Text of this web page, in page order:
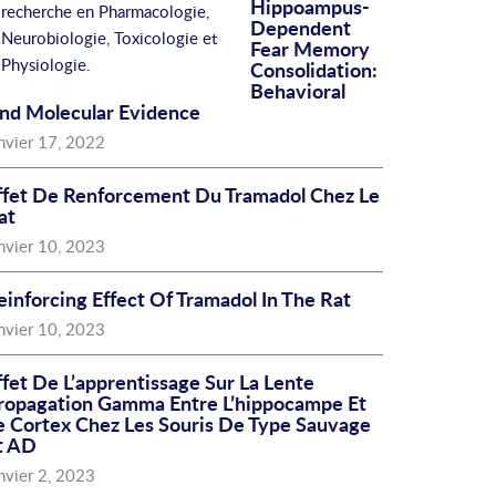
recherche en Pharmacologie,
Neurobiologie, Toxicologie et
Physiologie.
Hippoampus-
Dependent
Fear Memory
Consolidation:
Behavioral
Molecular Evidence
17, 2022
De Renforcement Du Tramadol Chez Le
10, 2023
Effect Of Tramadol In The Rat
10, 2023
De L’apprentissage Sur La Lente
Gamma Entre L’hippocampe Et
Cortex Chez Les Souris De Type Sauvage
AD
2, 2023